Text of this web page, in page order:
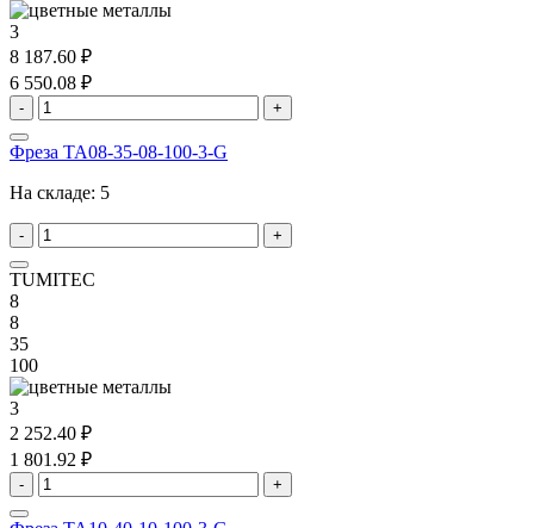
3
8 187.60 ₽
6 550.08 ₽
- +
Фреза TA08-35-08-100-3-G
На складе: 5
- +
TUMITEC
8
8
35
100
3
2 252.40 ₽
1 801.92 ₽
- +